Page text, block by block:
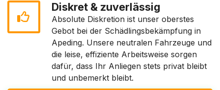
Diskret & zuverlässig
Absolute Diskretion ist unser oberstes
Gebot bei der Schädlingsbekämpfung in
Apeding. Unsere neutralen Fahrzeuge und
die leise, effiziente Arbeitsweise sorgen
dafür, dass Ihr Anliegen stets privat bleibt
und unbemerkt bleibt.